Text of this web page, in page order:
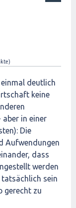
deutlich
keine
in einer
Die
Aufwendungen
dass
werden
tatsächlich sein
gerecht zu